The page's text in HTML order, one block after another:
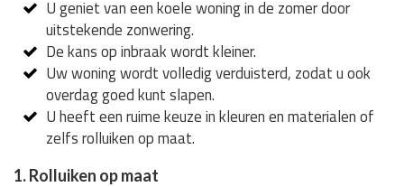
U geniet van een koele woning in de zomer door
uitstekende zonwering.
De kans op inbraak wordt kleiner.
Uw woning wordt volledig verduisterd, zodat u ook
overdag goed kunt slapen.
U heeft een ruime keuze in kleuren en materialen of
zelfs rolluiken op maat.
1. Rolluiken op maat